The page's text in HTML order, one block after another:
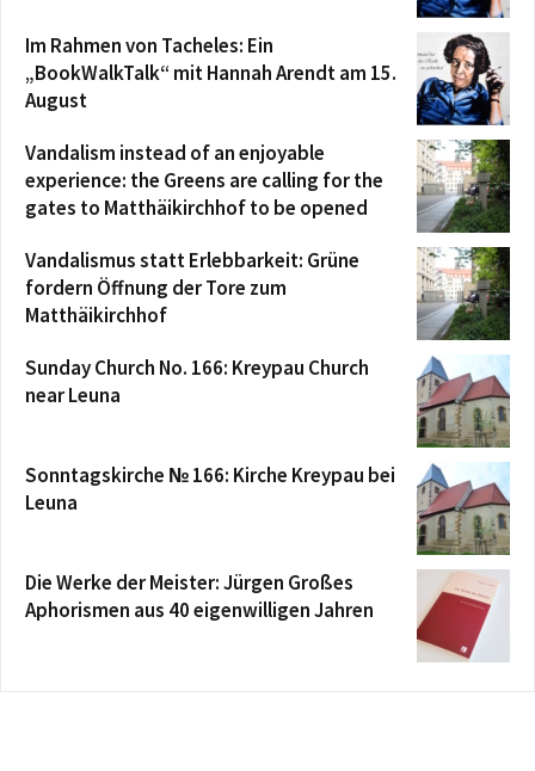
Im Rahmen von Tacheles: Ein
„BookWalkTalk“ mit Hannah Arendt am 15.
August
Vandalism instead of an enjoyable
experience: the Greens are calling for the
gates to Matthäikirchhof to be opened
Vandalismus statt Erlebbarkeit: Grüne
fordern Öffnung der Tore zum
Matthäikirchhof
Sunday Church No. 166: Kreypau Church
near Leuna
Sonntagskirche № 166: Kirche Kreypau bei
Leuna
Die Werke der Meister: Jürgen Großes
Aphorismen aus 40 eigenwilligen Jahren